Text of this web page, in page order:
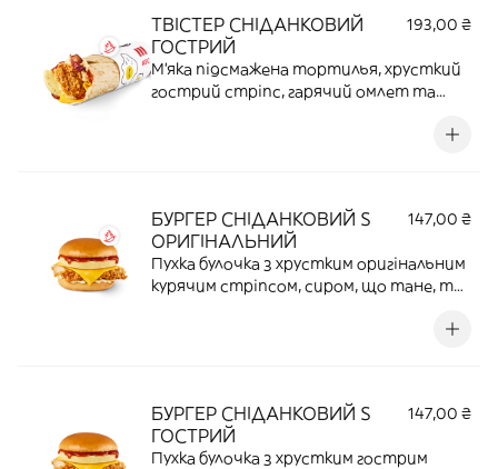
ТВІСТЕР СНІДАНКОВИЙ
ГОСТРИЙ
193,00 ₴
М'яка підсмажена тортилья, хрусткий
гострий стріпс, гарячий омлет та
БУРГЕР СНІДАНКОВИЙ S
ОРИГІНАЛЬНИЙ
147,00 ₴
Пухка булочка з хрустким оригінальним
курячим стріпсом, сиром, що тане, та
смачний старт дня — у будь-який час
БУРГЕР СНІДАНКОВИЙ S
ГОСТРИЙ
147,00 ₴
Пухка булочка з хрустким гострим